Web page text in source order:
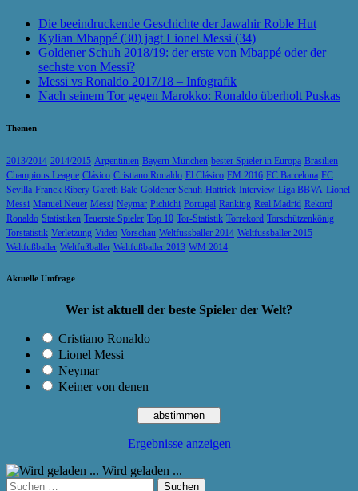
Die beeindruckende Geschichte der Jawahir Roble Hut
Kylian Mbappé (30) jagt Lionel Messi (34)
Goldener Schuh 2018/19: der erste von Mbappé oder der
sechste von Messi?
Messi vs Ronaldo 2017/18 – Infografik
Nach seinem Tor gegen Marokko: Ronaldo überholt Puskas
Themen
2013/2014 2014/2015 Argentinien Bayern München bester Spieler in Europa Brasilien
Champions League Clásico Cristiano Ronaldo El Clásico EM 2016 FC Barcelona FC
Sevilla Franck Ribery Gareth Bale Goldener Schuh Hattrick Interview Liga BBVA Lionel
Messi Manuel Neuer Messi Neymar Pichichi Portugal Ranking Real Madrid Rekord
Ronaldo Statistiken Teuerste Spieler Top 10 Tor-Statistik Torrekord Torschützenkönig
Torstatistik Verletzung Video Vorschau Weltfussballer 2014 Weltfussballer 2015
Weltfußballer Weltfußballer Weltfußballer 2013 WM 2014
Aktuelle Umfrage
Wer ist aktuell der beste Spieler der Welt?
Cristiano Ronaldo
Lionel Messi
Neymar
Keiner von denen
Ergebnisse anzeigen
Wird geladen ...
Suchen